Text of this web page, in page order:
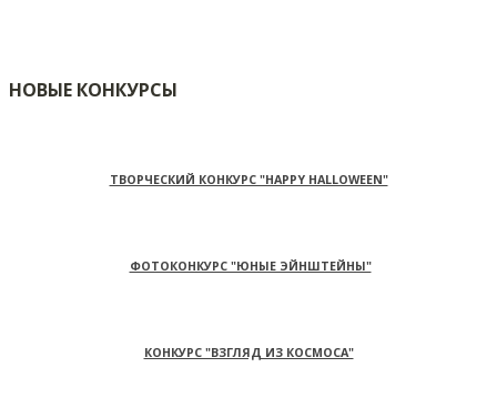
НОВЫЕ КОНКУРСЫ
ТВОРЧЕСКИЙ КОНКУРС "HAPPY HALLOWEEN"
ФОТОКОНКУРС "ЮНЫЕ ЭЙНШТЕЙНЫ"
КОНКУРС "ВЗГЛЯД ИЗ КОСМОСА"